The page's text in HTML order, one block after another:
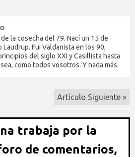
la cosecha del 79. Nací un 15 de
Laudrup. Fui Valdanista en los 90,
del siglo XXI y Casillista hasta
como todos vosotros. Y nada más.
Artículo Siguiente »
trabaja por la
de comentarios,